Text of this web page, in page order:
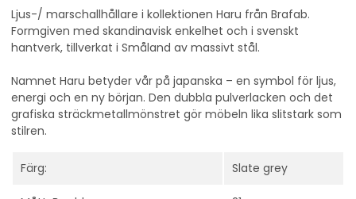
Ljus-/ marschallhållare i kollektionen Haru från Brafab.
Formgiven med skandinavisk enkelhet och i svenskt
hantverk, tillverkat i Småland av massivt stål.
Namnet Haru betyder vår på japanska – en symbol för ljus,
energi och en ny början. Den dubbla pulverlacken och det
grafiska sträckmetallmönstret gör möbeln lika slitstark som
stilren.
Färg: Slate grey